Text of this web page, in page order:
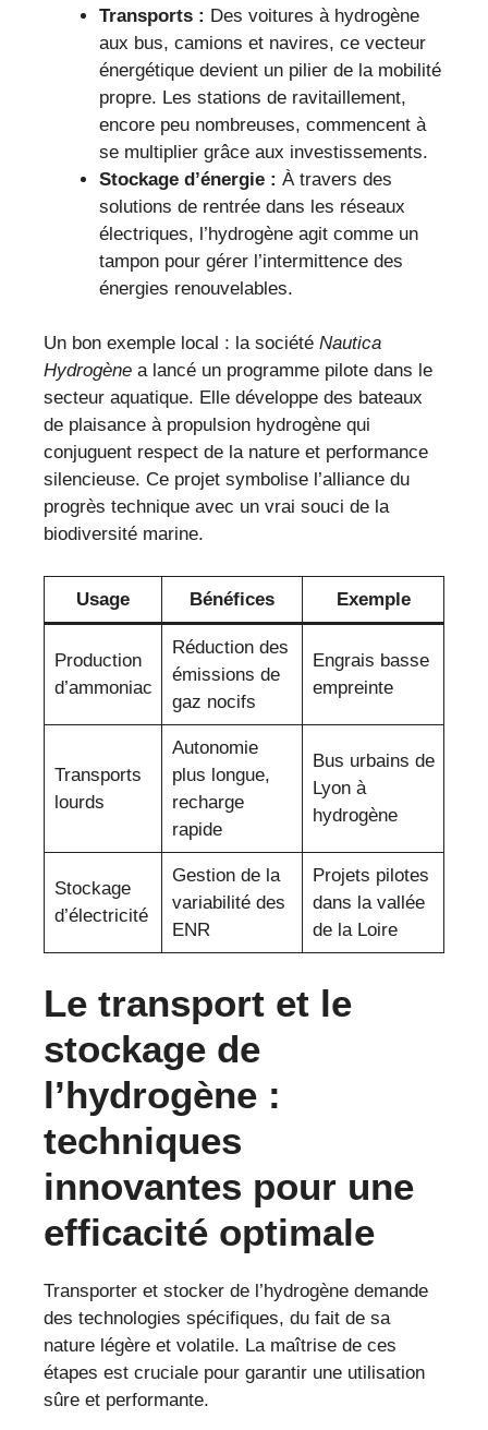
Transports : Des voitures à hydrogène
aux bus, camions et navires, ce vecteur
énergétique devient un pilier de la mobilité
propre. Les stations de ravitaillement,
encore peu nombreuses, commencent à
se multiplier grâce aux investissements.
Stockage d’énergie : À travers des
solutions de rentrée dans les réseaux
électriques, l’hydrogène agit comme un
tampon pour gérer l’intermittence des
énergies renouvelables.
Un bon exemple local : la société Nautica
Hydrogène a lancé un programme pilote dans le
secteur aquatique. Elle développe des bateaux
de plaisance à propulsion hydrogène qui
conjuguent respect de la nature et performance
silencieuse. Ce projet symbolise l’alliance du
progrès technique avec un vrai souci de la
biodiversité marine.
Usage Bénéfices Exemple
Production
d’ammoniac
Réduction des
émissions de
gaz nocifs
Engrais basse
empreinte
Transports
lourds
Autonomie
plus longue,
recharge
rapide
Bus urbains de
Lyon à
hydrogène
Stockage
d’électricité
Gestion de la
variabilité des
ENR
Projets pilotes
dans la vallée
de la Loire
Le transport et le
stockage de
l’hydrogène :
techniques
innovantes pour une
efficacité optimale
Transporter et stocker de l’hydrogène demande
des technologies spécifiques, du fait de sa
nature légère et volatile. La maîtrise de ces
étapes est cruciale pour garantir une utilisation
sûre et performante.